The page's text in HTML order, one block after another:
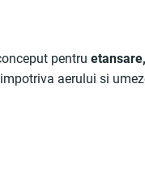
pentru
aerului si